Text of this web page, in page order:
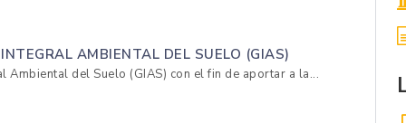
AMBIENTAL DEL SUELO (GIAS)
del Suelo (GIAS) con el fin de aportar a la...